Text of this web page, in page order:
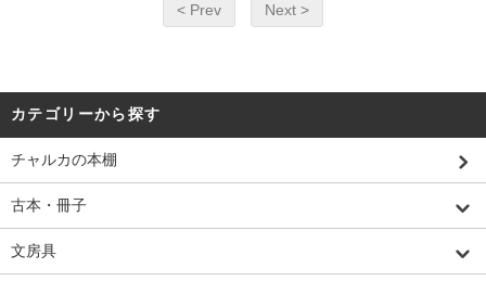
< Prev Next >
カテゴリーから探す
チャルカの本棚
古本・冊子
文房具